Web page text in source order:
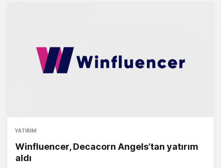
YATIRIM
Winfluencer, Decacorn Angels’tan yatırım
aldı